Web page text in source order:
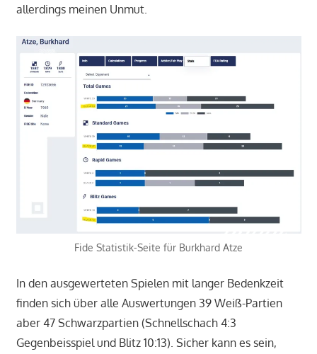
allerdings meinen Unmut.
Fide Statistik-Seite für Burkhard Atze
In den ausgewerteten Spielen mit langer Bedenkzeit
finden sich über alle Auswertungen 39 Weiß-Partien
aber 47 Schwarzpartien (Schnellschach 4:3
Gegenbeisspiel und Blitz 10:13). Sicher kann es sein,